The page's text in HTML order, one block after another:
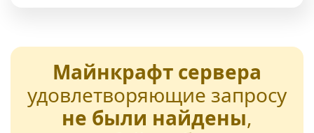
Майнкрафт сервера
удовлетворяющие запросу
не были найдены,